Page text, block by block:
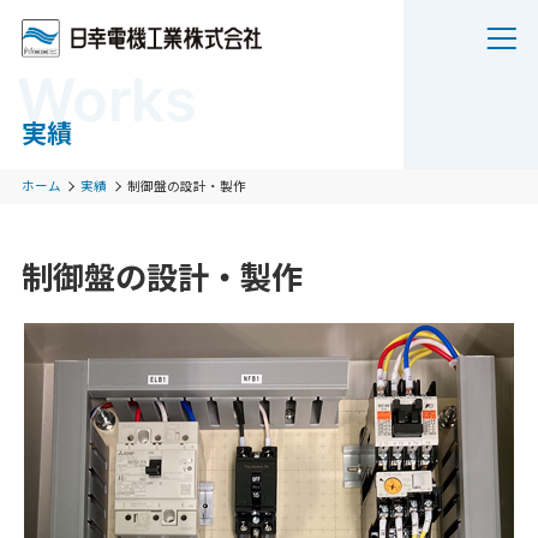
実績
ホーム 実績 制御盤の設計・製作
制御盤の設計・製作